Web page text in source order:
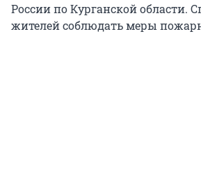
России по Курганской области.
жителей соблюдать меры